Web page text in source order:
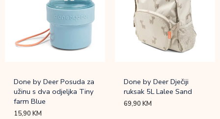
Done by Deer Posuda za
užinu s dva odjeljka Tiny
farm Blue
15,90KM
Done by Deer Dječiji
ruksak 5L Lalee Sand
69,90KM